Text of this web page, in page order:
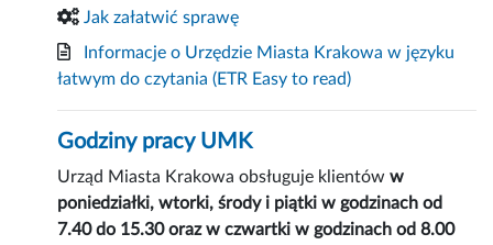
Jak załatwić sprawę
Informacje o Urzędzie Miasta Krakowa w języku
łatwym do czytania(ETR Easy to read)
Godziny pracy UMK
Urząd Miasta Krakowa obsługuje klientóww
poniedziałki, wtorki, środy i piątki w godzinach od
7.40 do 15.30 oraz w czwartki w godzinach od 8.00